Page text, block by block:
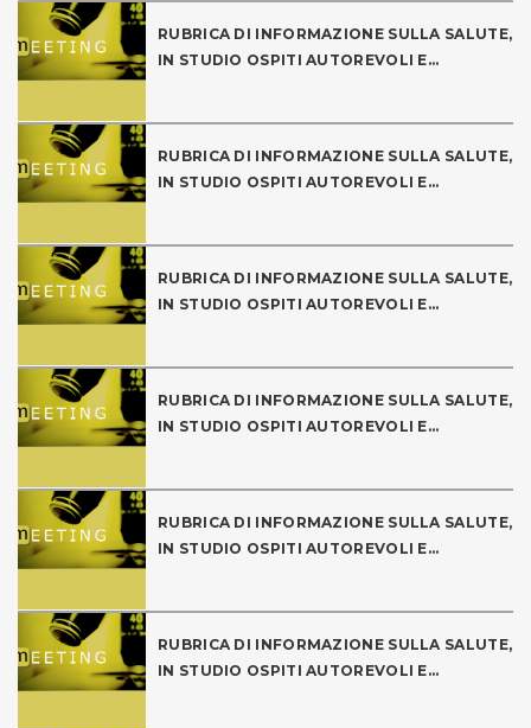
RUBRICA DI INFORMAZIONE SULLA SALUTE,
IN STUDIO OSPITI AUTOREVOLI E...
RUBRICA DI INFORMAZIONE SULLA SALUTE,
IN STUDIO OSPITI AUTOREVOLI E...
RUBRICA DI INFORMAZIONE SULLA SALUTE,
IN STUDIO OSPITI AUTOREVOLI E...
RUBRICA DI INFORMAZIONE SULLA SALUTE,
IN STUDIO OSPITI AUTOREVOLI E...
RUBRICA DI INFORMAZIONE SULLA SALUTE,
IN STUDIO OSPITI AUTOREVOLI E...
RUBRICA DI INFORMAZIONE SULLA SALUTE,
IN STUDIO OSPITI AUTOREVOLI E...